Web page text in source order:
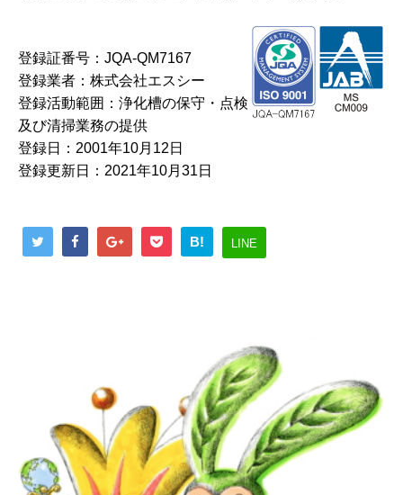
登録証番号：JQA-QM7167
登録業者：株式会社エスシー
登録活動範囲：浄化槽の保守・点検
及び清掃業務の提供
登録日：2001年10月12日
登録更新日：2021年10月31日
B! LINE